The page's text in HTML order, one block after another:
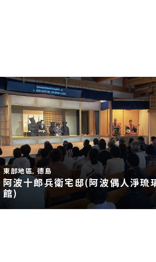
東部地區, 德島
阿波十郎兵衛宅邸(阿波偶人淨琉
館)